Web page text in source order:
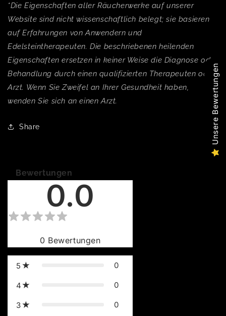
*Die Eigenschaften aller Räucherwerke auf unserer
Website sind nicht wissenschaftlich belegt; sie basieren
auf Erfahrungen von Anwendern und
Edelsteintherapeuten. Die beschriebenen heilenden
Eigenschaften ersetzen in keiner Weise die Diagnose oder
Behandlung durch einen qualifizierten Therapeuten oder
Arzt. Wenn Sie Zweifel an Ihrer Gesundheit haben,
wenden Sie sich an einen Arzt.
Share
Bewertungen
0.0
0 Bewertungen
5 0
4 0
3 0
Unsere Bewertungen